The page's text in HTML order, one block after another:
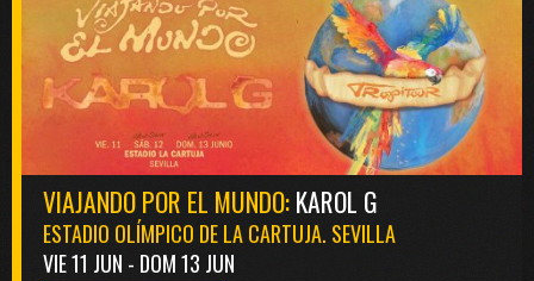
VIAJANDO POR EL MUNDO:KAROL G
ESTADIO OLÍMPICO DE LA CARTUJA. SEVILLA
VIE 11 JUN - DOM 13 JUN